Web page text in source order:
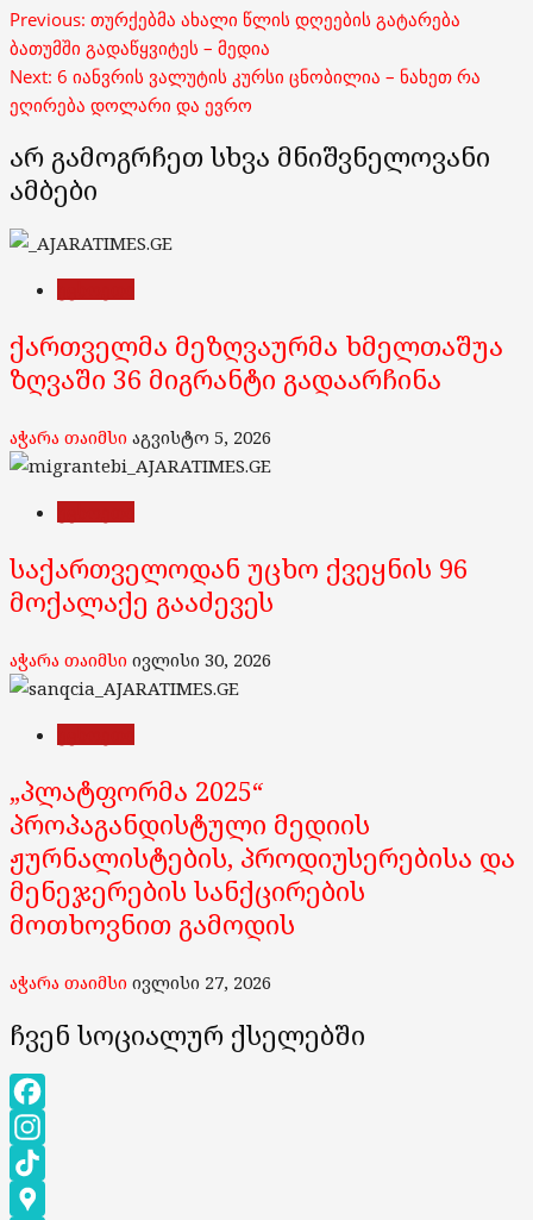
Post
navigation
Previous: თურქებმა ახალი წლის დღეების გატარება
ბათუმში გადაწყვიტეს – მედია
Next: 6 იანვრის ვალუტის კურსი ცნობილია – ნახეთ რა
ეღირება დოლარი და ევრო
არ გამოგრჩეთ სხვა მნიშვნელოვანი
ამბები
ქართველმა მეზღვაურმა ხმელთაშუა
ზღვაში 36 მიგრანტი გადაარჩინა
აჭარა თაიმსი აგვისტო 5, 2026
საქართველოდან უცხო ქვეყნის 96
მოქალაქე გააძევეს
აჭარა თაიმსი ივლისი 30, 2026
„პლატფორმა 2025“
პროპაგანდისტული მედიის
ჟურნალისტების, პროდიუსერებისა და
მენეჯერების სანქცირების
მოთხოვნით გამოდის
აჭარა თაიმსი ივლისი 27, 2026
ჩვენ სოციალურ ქსელებში
Facebook
Instagram
TikTok